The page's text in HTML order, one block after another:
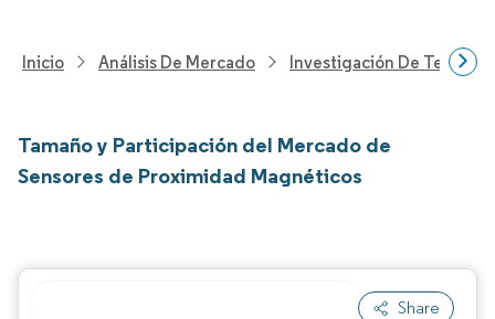
Inicio Análisis De Mercado Investigación De
Tamaño y Participación del Mercado de
Sensores de Proximidad Magnéticos
Share